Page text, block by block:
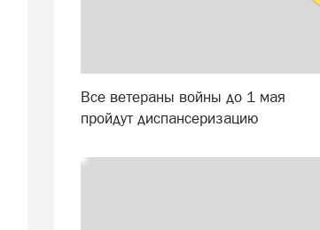
Все ветераны войны до 1 мая
пройдут диспансеризацию